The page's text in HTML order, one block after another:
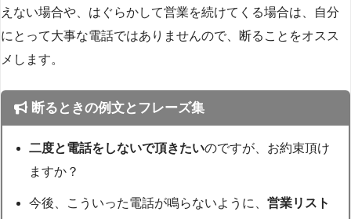
えない場合や、はぐらかして営業を続けてくる場合は、自分
にとって大事な電話ではありませんので、断ることをオスス
メします。
断るときの例文とフレーズ集
二度と電話をしないで頂きたいのですが、お約束頂け
ますか？
今後、こういった電話が鳴らないように、営業リスト